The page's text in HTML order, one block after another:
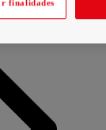
finalidades